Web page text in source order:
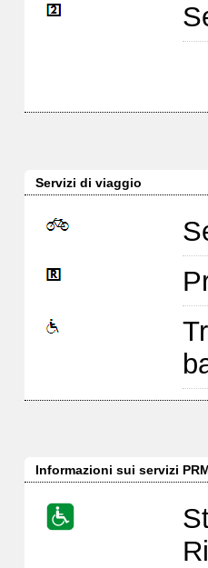
Servizi di viaggio
Informazioni sui servizi